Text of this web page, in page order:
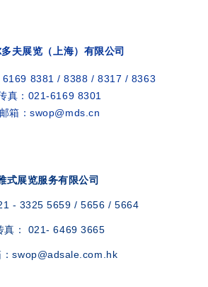
夫展览（上海）有限公司
6169 8381 / 8388 / 8317 / 8363
真：021-6169 8301
邮箱：swop@mds.cn
式展览服务有限公司
- 3325 5659 / 5656 / 5664
真： 021- 6469 3665
：swop@adsale.com.hk